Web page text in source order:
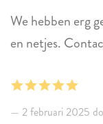
We hebben erg
en netjes.
2 februari 2025